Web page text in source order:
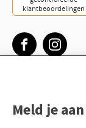
Meld je